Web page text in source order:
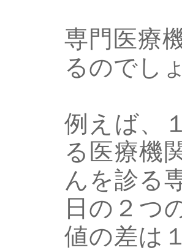
専門医療
るのでし
例えば、
る医療機
んを診る
日の２つ
値の差は